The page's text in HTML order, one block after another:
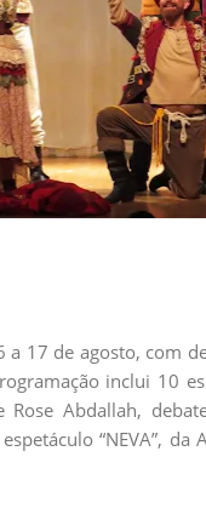
17 de agosto, com
inclui 10
Abdallah,
“NEVA”, da